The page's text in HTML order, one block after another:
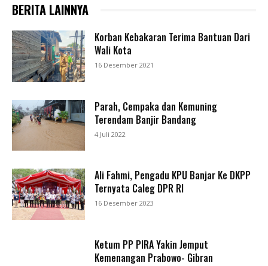
BERITA LAINNYA
Korban Kebakaran Terima Bantuan Dari
Wali Kota
16 Desember 2021
Parah, Cempaka dan Kemuning
Terendam Banjir Bandang
4 Juli 2022
Ali Fahmi, Pengadu KPU Banjar Ke DKPP
Ternyata Caleg DPR RI
16 Desember 2023
Ketum PP PIRA Yakin Jemput
Kemenangan Prabowo- Gibran